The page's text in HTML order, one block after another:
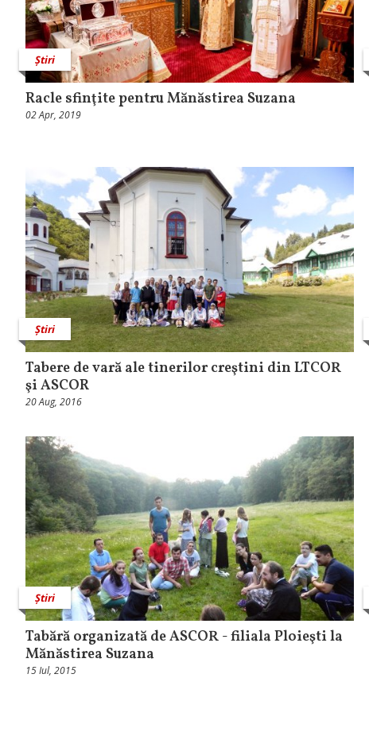
Știri
Racle sfinţite pentru Mănăstirea Suzana
02 Apr, 2019
Știri
Tabere de vară ale tinerilor creştini din LTCOR
şi ASCOR
20 Aug, 2016
Știri
Tabără organizată de ASCOR - filiala Ploieşti la
Mănăstirea Suzana
15 Iul, 2015